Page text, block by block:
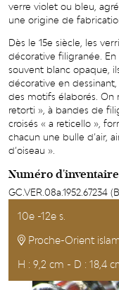
verre violet ou bleu,
une origine de
Dès le 15e siècle, les
décorative filigranée.
souvent blanc opaque,
décorative en
des motifs élaborés. On
retorti », à bandes de
croisés « a reticello »,
chacun une bulle d’air,
d’oiseau ».
Numéro
GC.VER.08a.1952.67234
10e -12e s.
Proche-Orient
H : 9,2 cm - D : 18,4